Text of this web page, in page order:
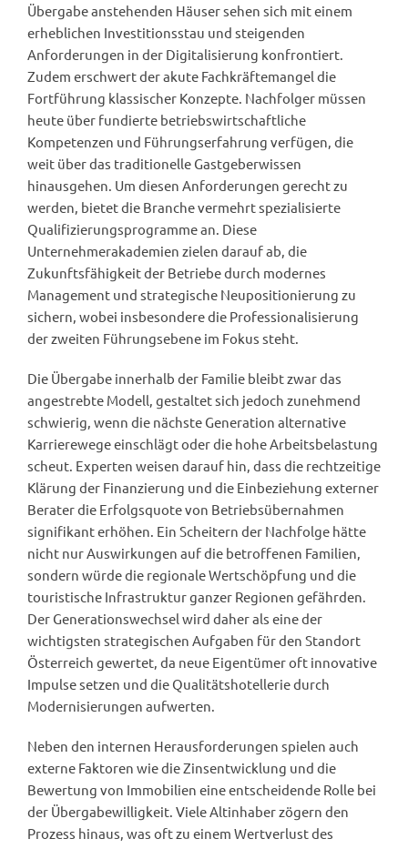
Übergabe anstehenden Häuser sehen sich mit einem
erheblichen Investitionsstau und steigenden
Anforderungen in der Digitalisierung konfrontiert.
Zudem erschwert der akute Fachkräftemangel die
Fortführung klassischer Konzepte. Nachfolger müssen
heute über fundierte betriebswirtschaftliche
Kompetenzen und Führungserfahrung verfügen, die
weit über das traditionelle Gastgeberwissen
hinausgehen. Um diesen Anforderungen gerecht zu
werden, bietet die Branche vermehrt spezialisierte
Qualifizierungsprogramme an. Diese
Unternehmerakademien zielen darauf ab, die
Zukunftsfähigkeit der Betriebe durch modernes
Management und strategische Neupositionierung zu
sichern, wobei insbesondere die Professionalisierung
der zweiten Führungsebene im Fokus steht.
Die Übergabe innerhalb der Familie bleibt zwar das
angestrebte Modell, gestaltet sich jedoch zunehmend
schwierig, wenn die nächste Generation alternative
Karrierewege einschlägt oder die hohe Arbeitsbelastung
scheut. Experten weisen darauf hin, dass die rechtzeitige
Klärung der Finanzierung und die Einbeziehung externer
Berater die Erfolgsquote von Betriebsübernahmen
signifikant erhöhen. Ein Scheitern der Nachfolge hätte
nicht nur Auswirkungen auf die betroffenen Familien,
sondern würde die regionale Wertschöpfung und die
touristische Infrastruktur ganzer Regionen gefährden.
Der Generationswechsel wird daher als eine der
wichtigsten strategischen Aufgaben für den Standort
Österreich gewertet, da neue Eigentümer oft innovative
Impulse setzen und die Qualitätshotellerie durch
Modernisierungen aufwerten.
Neben den internen Herausforderungen spielen auch
externe Faktoren wie die Zinsentwicklung und die
Bewertung von Immobilien eine entscheidende Rolle bei
der Übergabewilligkeit. Viele Altinhaber zögern den
Prozess hinaus, was oft zu einem Wertverlust des